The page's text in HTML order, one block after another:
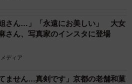
さん…」「永遠にお美しい」 大女
さん、写真家のインスタに登場
ディア
てません…真剣です」京都の老舗和菓